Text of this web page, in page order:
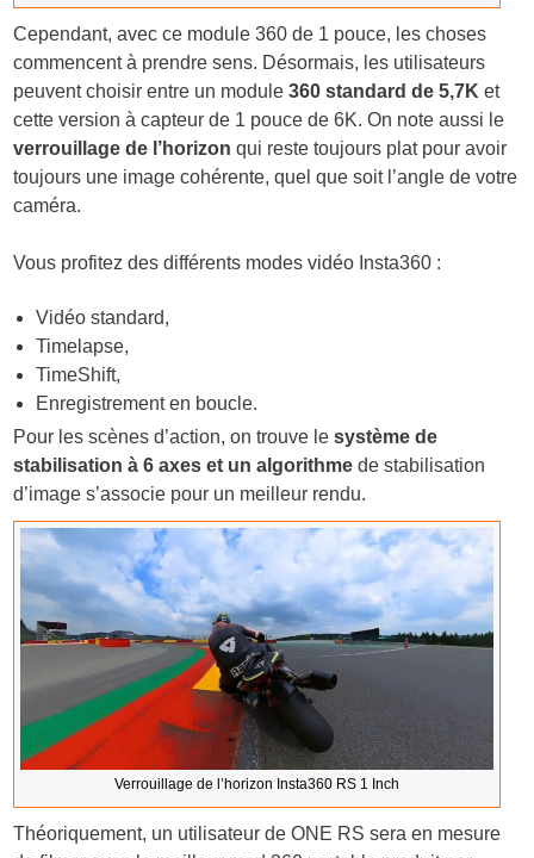
Cependant, avec ce module 360 de 1 pouce, les choses
commencent à prendre sens. Désormais, les utilisateurs
peuvent choisir entre un module360 standard de 5,7K et
cette version à capteur de 1 pouce de 6K. On note aussi le
verrouillage de l’horizon qui reste toujours plat pour avoir
toujours une image cohérente, quel que soit l’angle de votre
caméra.
Vous profitez des différents modes vidéo Insta360 :
Vidéo standard,
Timelapse,
TimeShift,
Enregistrement en boucle.
Pour les scènes d’action, on trouve lesystème de
stabilisation à 6 axes et un algorithme de stabilisation
d’image s’associe pour un meilleur rendu.
Verrouillage de l’horizon Insta360 RS 1 Inch
Théoriquement, un utilisateur de ONE RS sera en mesure